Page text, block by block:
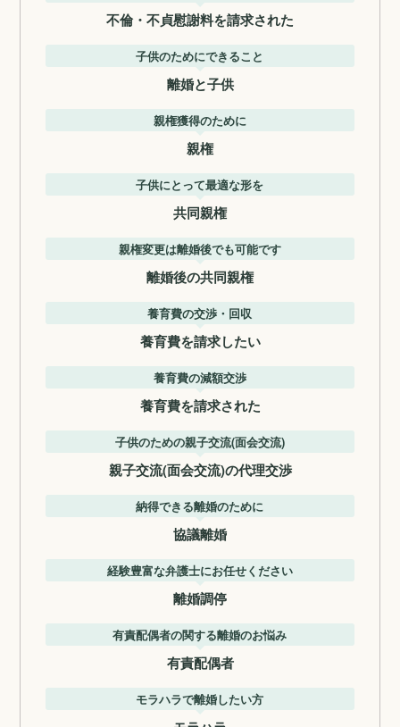
不倫・不貞慰謝料を請求された
子供のためにできること
離婚と子供
親権獲得のために
親権
子供にとって最適な形を
共同親権
親権変更は離婚後でも可能です
離婚後の共同親権
養育費の交渉・回収
養育費を請求したい
養育費の減額交渉
養育費を請求された
子供のための親子交流(面会交流)
親子交流(面会交流)の代理交渉
納得できる離婚のために
協議離婚
経験豊富な弁護士にお任せください
離婚調停
有責配偶者の関する離婚のお悩み
有責配偶者
モラハラで離婚したい方